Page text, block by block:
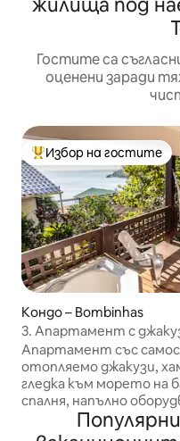
Гостите са
оценени заради
Най-популярен избор
Избор на гостите
Кондо – Bombinhas
3. Апартамент с
към морето – Morada
Апартамент със
отопляемо джакузи,
гледка към морето на
спалня, напълно
(готварска печка,
микровълнова печка,